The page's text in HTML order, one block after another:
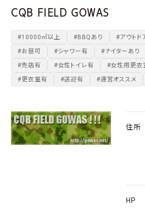
サバイバルゲーム
フィールドレビュー
CQB FIELD GOWAS
#10000㎡以上 #BBQあり #アウトド
#お昼可
#シャワー有 #ナイターあり
#売店有
#女性トイレ有 #女性用更衣
#更衣室有
#送迎有 #運営オススメ
住所
HP